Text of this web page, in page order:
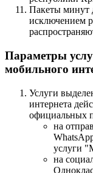
Пакеты минут
исключением
Параметры
мобильного
Услуги
интернета
официальных
на
услуги
на